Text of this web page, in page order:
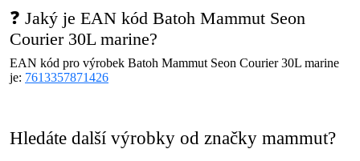
❓ Jaký je EAN kód Batoh Mammut Seon
Courier 30L marine?
EAN kód pro výrobek Batoh Mammut Seon Courier 30L marine
je: 7613357871426
Hledáte další výrobky od značky mammut?